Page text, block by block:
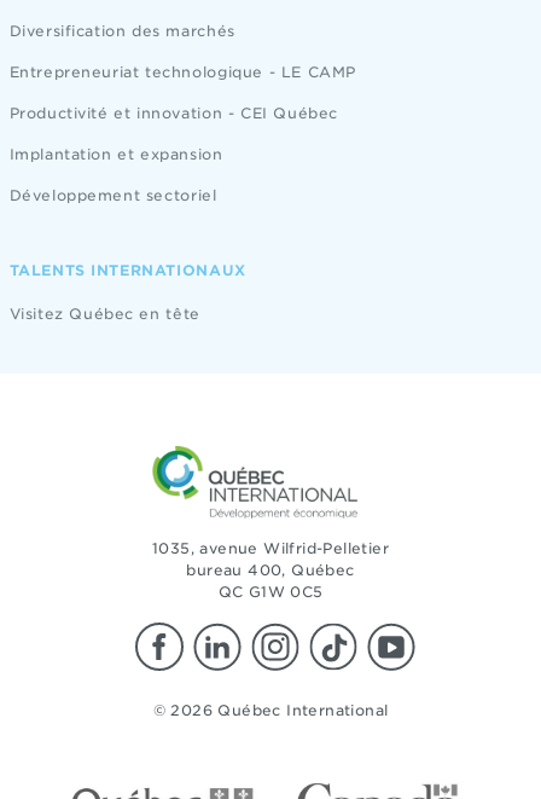
Diversification des marchés
Entrepreneuriat technologique - LE CAMP
Productivité et innovation - CEI Québec
Implantation et expansion
Développement sectoriel
TALENTS INTERNATIONAUX
Visitez Québec en tête
1035, avenue Wilfrid-Pelletier
bureau 400, Québec
QC G1W 0C5
© 2026 Québec International